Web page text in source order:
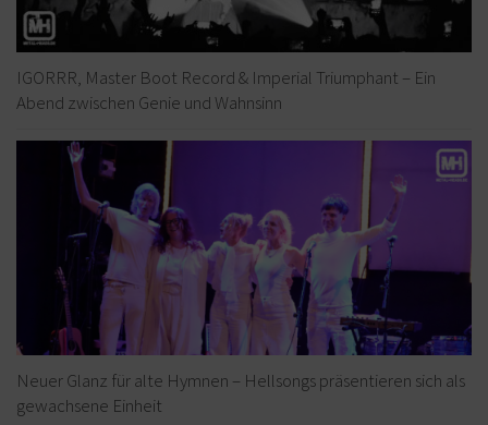
IGORRR, Master Boot Record & Imperial Triumphant – Ein
Abend zwischen Genie und Wahnsinn
Neuer Glanz für alte Hymnen – Hellsongs präsentieren sich als
gewachsene Einheit